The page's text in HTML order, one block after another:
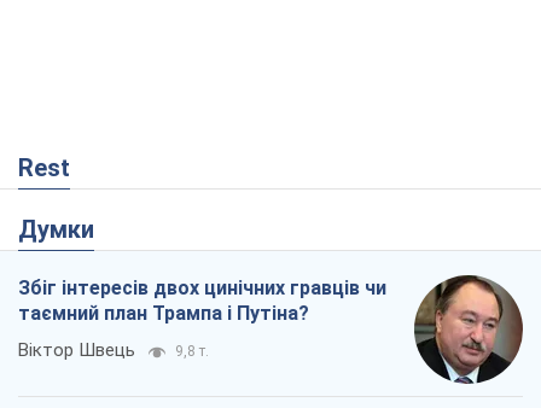
Rest
Думки
Збіг інтересів двох цинічних гравців чи
таємний план Трампа і Путіна?
Віктор Швець 9,8 т.